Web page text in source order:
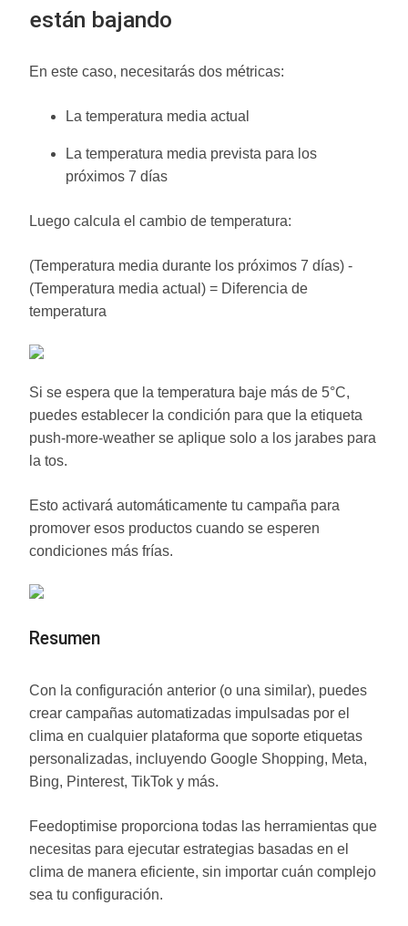
están bajando
En este caso, necesitarás dos métricas:
La temperatura media actual
La temperatura media prevista para los
próximos 7 días
Luego calcula el cambio de temperatura:
(Temperatura media durante los próximos 7 días) -
(Temperatura media actual) = Diferencia de
temperatura
Si se espera que la temperatura baje más de 5°C,
puedes establecer la condición para que la etiqueta
push-more-weather se aplique solo a los jarabes para
la tos.
Esto activará automáticamente tu campaña para
promover esos productos cuando se esperen
condiciones más frías.
Resumen
Con la configuración anterior (o una similar), puedes
crear campañas automatizadas impulsadas por el
clima en cualquier plataforma que soporte etiquetas
personalizadas, incluyendo Google Shopping, Meta,
Bing, Pinterest, TikTok y más.
Feedoptimise proporciona todas las herramientas que
necesitas para ejecutar estrategias basadas en el
clima de manera eficiente, sin importar cuán complejo
sea tu configuración.